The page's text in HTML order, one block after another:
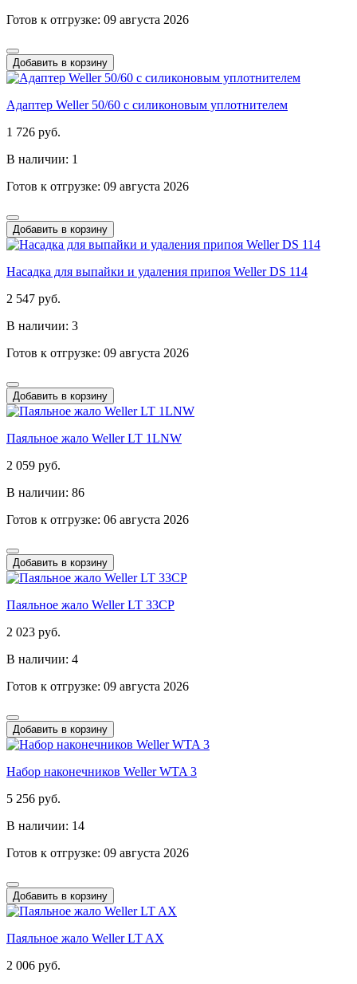
Готов к отгрузке: 09 августа 2026
Добавить в корзину
Адаптер Weller 50/60 с силиконовым уплотнителем
1 726 руб.
В наличии: 1
Готов к отгрузке: 09 августа 2026
Добавить в корзину
Насадка для выпайки и удаления припоя Weller DS 114
2 547 руб.
В наличии: 3
Готов к отгрузке: 09 августа 2026
Добавить в корзину
Паяльное жало Weller LT 1LNW
2 059 руб.
В наличии: 86
Готов к отгрузке: 06 августа 2026
Добавить в корзину
Паяльное жало Weller LT 33CP
2 023 руб.
В наличии: 4
Готов к отгрузке: 09 августа 2026
Добавить в корзину
Набор наконечников Weller WTA 3
5 256 руб.
В наличии: 14
Готов к отгрузке: 09 августа 2026
Добавить в корзину
Паяльное жало Weller LT AX
2 006 руб.